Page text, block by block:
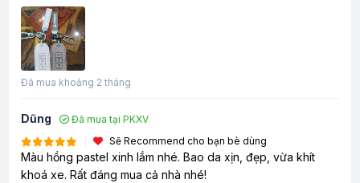
Đã mua khoảng 2 tháng
Dũng
Đã mua tại PKXV
Sẽ Recommend cho bạn bè dùng
Màu hồng pastel xinh lắm nhé. Bao da xịn, đẹp, vừa khít
khoá xe. Rất đáng mua cả nhà nhé!